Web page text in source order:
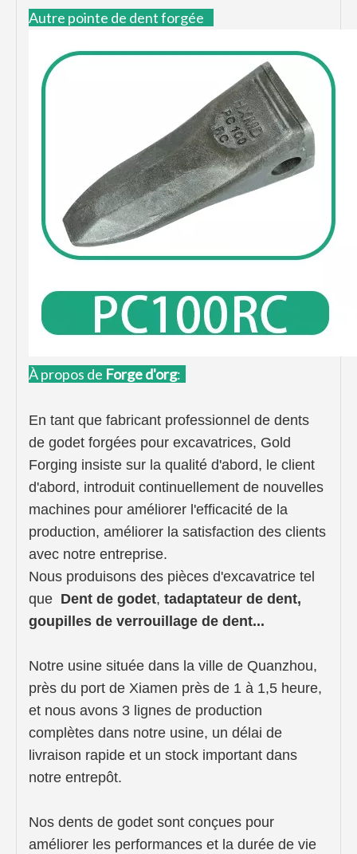
Autre pointe de dent forgée
À propos de Forge d'org:
En tant que fabricant professionnel de dents
de godet forgées pour excavatrices, Gold
Forging insiste sur la qualité d'abord, le client
d'abord, introduit continuellement de nouvelles
machines pour améliorer l'efficacité de la
production, améliorer la satisfaction des clients
avec notre entreprise.
Nous produisons des pièces d'excavatrice tel
que Dent de godet, tadaptateur de dent,
goupilles de verrouillage de dent...
Notre usine située dans la ville de Quanzhou,
près du port de Xiamen près de 1 à 1,5 heure,
et nous avons 3 lignes de production
complètes dans notre usine, un délai de
livraison rapide et un stock important dans
notre entrepôt.
Nos dents de godet sont conçues pour
améliorer les performances et la durée de vie